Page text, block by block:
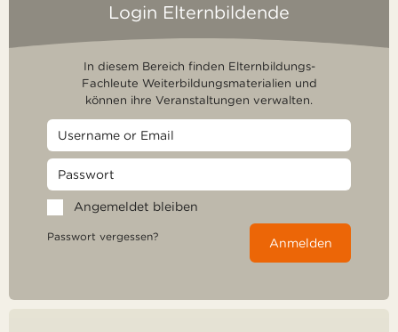
Login Elternbildende
In diesem Bereich finden Elternbildungs-
Fachleute Weiterbildungsmaterialien und
können ihre Veranstaltungen verwalten.
Angemeldet bleiben
Passwort vergessen? Anmelden